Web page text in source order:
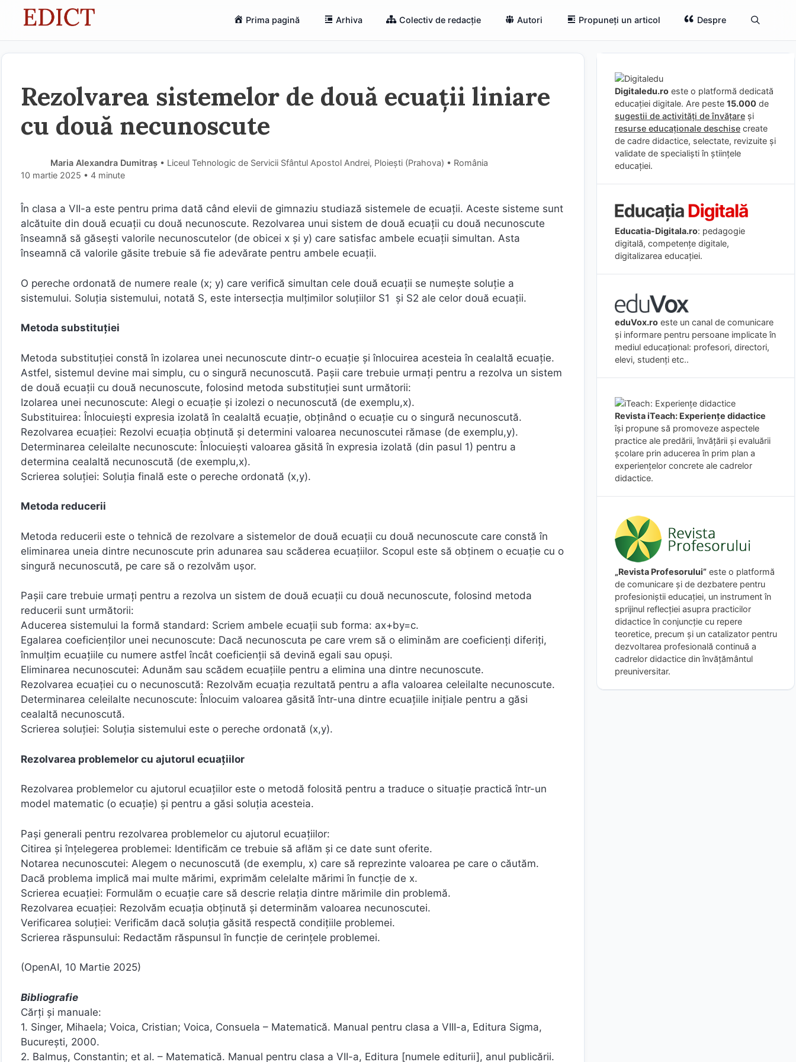
Prima pagină Arhiva Colectiv de redacție Autori Propuneți un articol Despre
Rezolvarea sistemelor de două ecuații liniare
cu două necunoscute
Maria Alexandra Dumitraș • Liceul Tehnologic de Servicii Sfântul Apostol Andrei, Ploiești (Prahova) • România
10 martie 2025 • 4 minute
În clasa a VII-a este pentru prima dată când elevii de gimnaziu studiază sistemele de ecuații. Aceste sisteme sunt
alcătuite din două ecuații cu două necunoscute. Rezolvarea unui sistem de două ecuații cu două necunoscute
înseamnă să găsești valorile necunoscutelor (de obicei x și y) care satisfac ambele ecuații simultan. Asta
înseamnă că valorile găsite trebuie să fie adevărate pentru ambele ecuații.
O pereche ordonată de numere reale (x; y) care verifică simultan cele două ecuații se numește soluție a
sistemului. Soluția sistemului, notată S, este intersecția mulțimilor soluțiilor S1 și S2 ale celor două ecuații.
Metoda substituției
Metoda substituției constă în izolarea unei necunoscute dintr-o ecuație și înlocuirea acesteia în cealaltă ecuație.
Astfel, sistemul devine mai simplu, cu o singură necunoscută. Pașii care trebuie urmați pentru a rezolva un sistem
de două ecuații cu două necunoscute, folosind metoda substituției sunt următorii:
Izolarea unei necunoscute: Alegi o ecuație și izolezi o necunoscută (de exemplu,x).
Substituirea: Înlocuiești expresia izolată în cealaltă ecuație, obținând o ecuație cu o singură necunoscută.
Rezolvarea ecuației: Rezolvi ecuația obținută și determini valoarea necunoscutei rămase (de exemplu,y).
Determinarea celeilalte necunoscute: Înlocuiești valoarea găsită în expresia izolată (din pasul 1) pentru a
determina cealaltă necunoscută (de exemplu,x).
Scrierea soluției: Soluția finală este o pereche ordonată (x,y).
Metoda reducerii
Metoda reducerii este o tehnică de rezolvare a sistemelor de două ecuații cu două necunoscute care constă în
eliminarea uneia dintre necunoscute prin adunarea sau scăderea ecuațiilor. Scopul este să obținem o ecuație cu o
singură necunoscută, pe care să o rezolvăm ușor.
Pașii care trebuie urmați pentru a rezolva un sistem de două ecuații cu două necunoscute, folosind metoda
reducerii sunt următorii:
Aducerea sistemului la formă standard: Scriem ambele ecuații sub forma: ax+by=c.
Egalarea coeficienților unei necunoscute: Dacă necunoscuta pe care vrem să o eliminăm are coeficienți diferiți,
înmulțim ecuațiile cu numere astfel încât coeficienții să devină egali sau opuși.
Eliminarea necunoscutei: Adunăm sau scădem ecuațiile pentru a elimina una dintre necunoscute.
Rezolvarea ecuației cu o necunoscută: Rezolvăm ecuația rezultată pentru a afla valoarea celeilalte necunoscute.
Determinarea celeilalte necunoscute: Înlocuim valoarea găsită într-una dintre ecuațiile inițiale pentru a găsi
cealaltă necunoscută.
Scrierea soluției: Soluția sistemului este o pereche ordonată (x,y).
Rezolvarea problemelor cu ajutorul ecuațiilor
Rezolvarea problemelor cu ajutorul ecuațiilor este o metodă folosită pentru a traduce o situație practică într-un
model matematic (o ecuație) și pentru a găsi soluția acesteia.
Pași generali pentru rezolvarea problemelor cu ajutorul ecuațiilor:
Citirea și înțelegerea problemei: Identificăm ce trebuie să aflăm și ce date sunt oferite.
Notarea necunoscutei: Alegem o necunoscută (de exemplu, x) care să reprezinte valoarea pe care o căutăm.
Dacă problema implică mai multe mărimi, exprimăm celelalte mărimi în funcție de x.
Scrierea ecuației: Formulăm o ecuație care să descrie relația dintre mărimile din problemă.
Rezolvarea ecuației: Rezolvăm ecuația obținută și determinăm valoarea necunoscutei.
Verificarea soluției: Verificăm dacă soluția găsită respectă condițiile problemei.
Scrierea răspunsului: Redactăm răspunsul în funcție de cerințele problemei.
(OpenAI, 10 Martie 2025)
Bibliografie
Cărți și manuale:
1. Singer, Mihaela; Voica, Cristian; Voica, Consuela – Matematică. Manual pentru clasa a VIII-a, Editura Sigma,
București, 2000.
2. Balmuş, Constantin; et al. – Matematică. Manual pentru clasa a VII-a, Editura [numele editurii], anul publicării.
Digitaledu.ro este o platformă dedicată
educației digitale. Are peste 15.000 de
sugestii de activități de învățare și
resurse educaționale deschise create
de cadre didactice, selectate, revizuite și
validate de specialiști în științele
educației.
Educatia-Digitala.ro: pedagogie
digitală, competențe digitale,
digitalizarea educației.
eduVox.ro este un canal de comunicare
și informare pentru persoane implicate în
mediul educațional: profesori, directori,
elevi, studenți etc..
Revista iTeach: Experienţe didactice
îşi propune să promoveze aspectele
practice ale predării, învăţării şi evaluării
şcolare prin aducerea în prim plan a
experienţelor concrete ale cadrelor
didactice.
„Revista Profesorului” este o platformă
de comunicare și de dezbatere pentru
profesioniștii educației, un instrument în
sprijinul reflecției asupra practicilor
didactice în conjuncție cu repere
teoretice, precum și un catalizator pentru
dezvoltarea profesională continuă a
cadrelor didactice din învățământul
preuniversitar.